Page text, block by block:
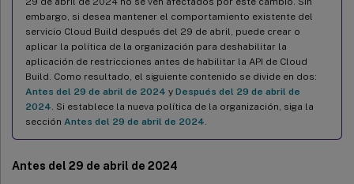
embargo, si desea mantener el comportamiento existente del
servicio Cloud Build después del 29 de abril, puede crear o
aplicar la política de la organización para deshabilitar la
aplicación de restricciones antes de habilitar la API de Cloud
Build. Como resultado, el siguiente contenido se divide en dos:
Antes del 29 de abril de 2024 y Después del 29 de abril de
2024 . Si establece la nueva política de la organización, siga la
sección Antes del 29 de abril de 2024
Antes del 29 de abril de 2024